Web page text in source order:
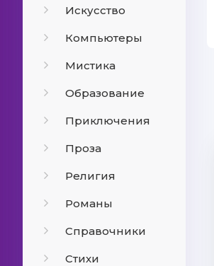
Искусство
Компьютеры
Мистика
Образование
Приключения
Проза
Религия
Романы
Справочники
Стихи